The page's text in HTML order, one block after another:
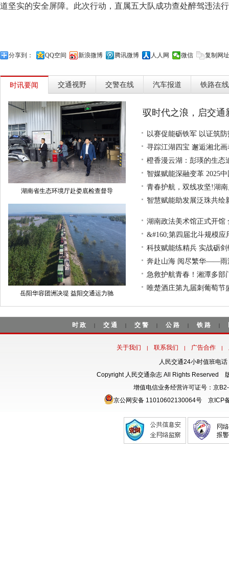
道坚实的安全屏障。此次行动，直属五大队成功查处醉驾违法
分享到： QQ空间 新浪微博 腾讯微博 人人网 微信 复制网址
时讯要闻 交通视野 交警在线 汽车报道 铁路在线
湖南省生态环境厅赴娄底检查督导
岳阳华容团洲决堤 益阳交通运力驰
驭时代之浪，启交
以赛促能砺铁军 以证筑
寻踪江湖四宝 邂逅湘北
橙香漫云湖：彭瑛的生态
智媒赋能深融变革 2025
青春护航，双线攻坚!湖
智慧赋能助发展泛珠共
湖南政法美术馆正式开馆
&#160;第四届北斗规模
科技赋能练精兵 实战砺
奔赴山海 阅尽繁华——雨
急救护航青春！湘潭多部
唯楚酒庄第九届刺葡萄节
时政 | 交通 | 交警 | 公路 | 铁路 |
关于我们 | 联系我们 | 广告合作 |
人民交通24小时值班电
Copyright 人民交通杂志 All Rights Reserved
增值电信业务经营许可证号：京
京公网安备 11010602130064号
京ICP